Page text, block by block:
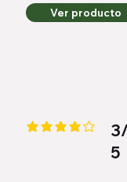
Ver producto
la calificación
5